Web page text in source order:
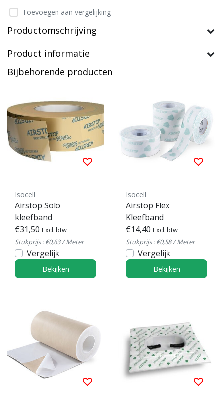
Toevoegen aan vergelijking
Productomschrijving
Product informatie
Bijbehorende producten
Isocell
Airstop Solo
kleefband
€31,50 Excl. btw
Stukprijs : €0,63 / Meter
Vergelijk
Bekijken
Isocell
Airstop Flex
Kleefband
€14,40 Excl. btw
Stukprijs : €0,58 / Meter
Vergelijk
Bekijken